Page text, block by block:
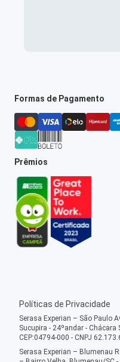
Formas de Pagamento
Prêmios
Políticas de Privacidade
Serasa Experian – São Paulo
Sucupira - 24ºandar -
CEP:04794-000 - CNPJ
Serasa Experian – Blumenau